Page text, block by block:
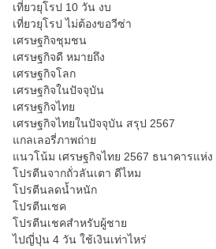
เที่ยวยุโรป 10 วัน งบ
เที่ยวยุโรป ไม่ต้องขอวีซ่า
เศรษฐกิจชุมชน
เศรษฐกิจดี หมายถึง
เศรษฐกิจโลก
เศรษฐกิจในปัจจุบัน
เศรษฐกิจไทย
เศรษฐกิจไทยในปัจจุบัน สรุป 2567
แกลเลอรี่ภาพถ่าย
แนวโน้ม เศรษฐกิจไทย 2567 ธนาคารแห่ง
โปรตีนจากถั่วลันเตา ดีไหม
โปรตีนลดน้ำหนัก
โปรตีนเชค
โปรตีนเชคสำหรับผู้ชาย
ไปญี่ปุ่น 4 วัน ใช้เงินเท่าไหร่